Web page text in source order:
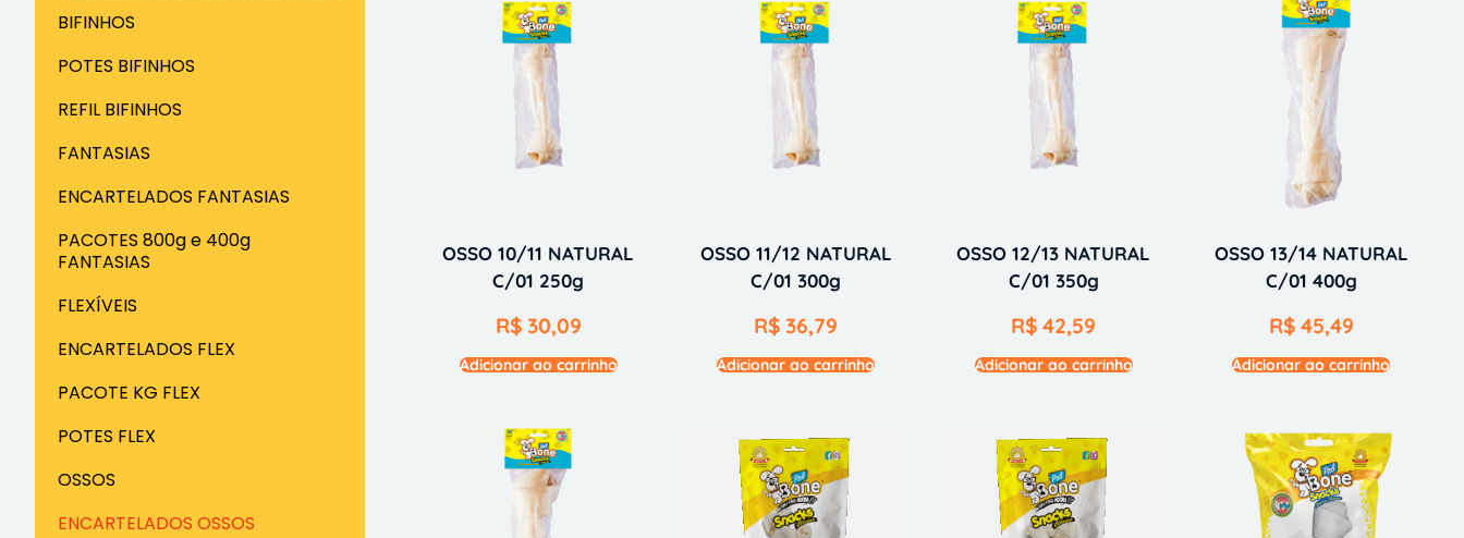
BIFINHOS
POTES BIFINHOS
REFIL BIFINHOS
FANTASIAS
ENCARTELADOS FANTASIAS
PACOTES 800g e 400g
FANTASIAS
FLEXÍVEIS
ENCARTELADOS FLEX
PACOTE KG FLEX
POTES FLEX
OSSOS
ENCARTELADOS OSSOS
OSSO 10/11 NATURAL
C/01 250g
R$30,09
Adicionar ao carrinho
OSSO 11/12 NATURAL
C/01 300g
R$ 36,79
Adicionar ao carrinho
OSSO 12/13 NATURAL
C/01 350g
R$ 42,59
Adicionar ao carrinho
OSSO 13/14 NATURAL
C/01 400g
R$45,49
Adicionar ao carrinho